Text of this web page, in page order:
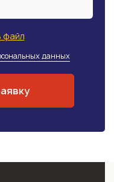
файл
данных